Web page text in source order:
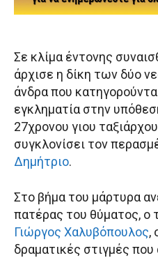
Σε κλίμα έντονης
άρχισε η δίκη των δύο
άνδρα που
εγκληματία στην
27χρονου γιου
συγκλονίσει τον
Δημήτριο.
Στο βήμα του μάρτυρα
πατέρας του θύματος, ο
Γιώργος Χαλυβόπουλος,
δραματικές στιγμές